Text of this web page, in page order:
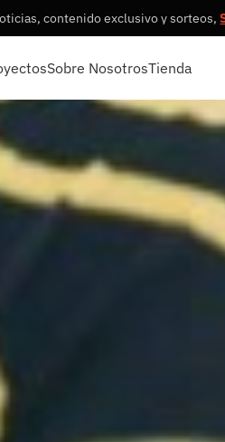
contenido exclusivo y sorteos,
Sobre NosotrosTienda